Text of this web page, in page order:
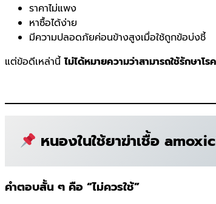
ราคาไม่แพง
หาซื้อได้ง่าย
มีความปลอดภัยค่อนข้างสูงเมื่อใช้ถูกข้อบ่งชี้
แต่ข้อดีเหล่านี้ไม่ได้หมายความว่าสามารถใช้รักษาโ
หนองในใช้ยาฆ่าเชื้อ
คำตอบสั้น ๆ คือ “ไม่ควรใช้”